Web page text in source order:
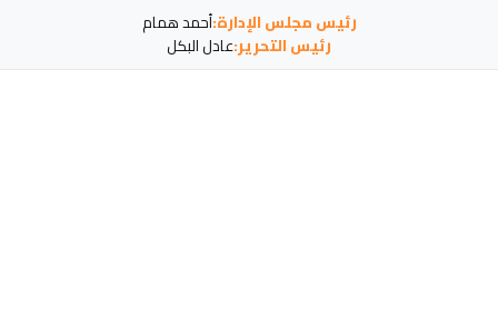
رئيس مجلس الإدارة:أحمد همام
رئيس التحرير:عادل البكل